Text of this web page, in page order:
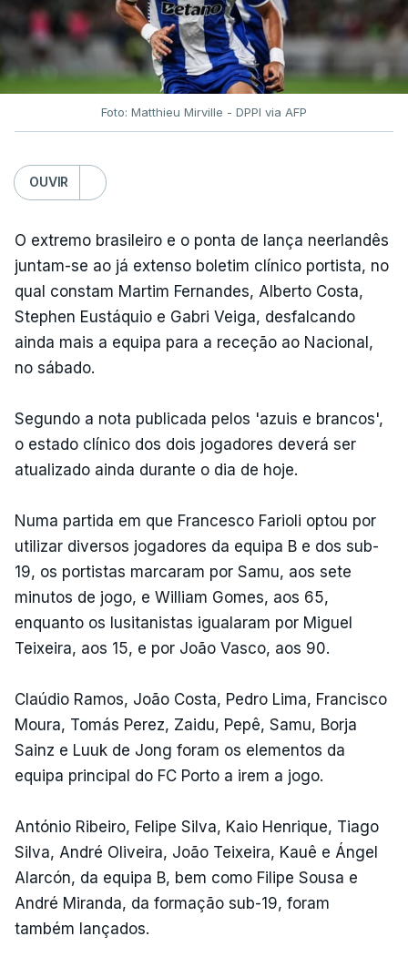
Foto: Matthieu Mirville - DPPI via AFP
OUVIR
O extremo brasileiro e o ponta de lança neerlandês
juntam-se ao já extenso boletim clínico portista, no
qual constam Martim Fernandes, Alberto Costa,
Stephen Eustáquio e Gabri Veiga, desfalcando
ainda mais a equipa para a receção ao Nacional,
no sábado.
Segundo a nota publicada pelos 'azuis e brancos',
o estado clínico dos dois jogadores deverá ser
atualizado ainda durante o dia de hoje.
Numa partida em que Francesco Farioli optou por
utilizar diversos jogadores da equipa B e dos sub-
19, os portistas marcaram por Samu, aos sete
minutos de jogo, e William Gomes, aos 65,
enquanto os lusitanistas igualaram por Miguel
Teixeira, aos 15, e por João Vasco, aos 90.
Claúdio Ramos, João Costa, Pedro Lima, Francisco
Moura, Tomás Perez, Zaidu, Pepê, Samu, Borja
Sainz e Luuk de Jong foram os elementos da
equipa principal do FC Porto a irem a jogo.
António Ribeiro, Felipe Silva, Kaio Henrique, Tiago
Silva, André Oliveira, João Teixeira, Kauê e Ángel
Alarcón, da equipa B, bem como Filipe Sousa e
André Miranda, da formação sub-19, foram
também lançados.